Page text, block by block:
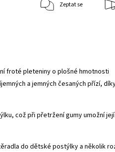
Zeptat se
froté pleteniny o plošné hmotnosti
a jemných česaných přízí,
což při přetržení gumy umožní její
do dětské postýlky a několik